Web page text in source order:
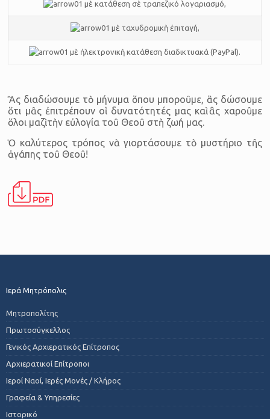
μὲ κατάθεση σὲ τραπεζικό λογαριασμό,
μὲ ταχυδρομικὴ ἐπιταγή,
μὲ ἠλεκτρονικὴ κατάθεση διαδικτυακά (PayPal).
Ἂς διαδώσουμε τὸ μήνυμα ὅπου μποροῦμε, ἂς δώσουμε
ὅτι μᾶς ἐπιτρέπουν οἱ δυνατότητές μας καὶ ἂς χαροῦμε
ὅλοι μαζὶ τὴν εὐλογία τοῦ Θεοῦ στὴ ζωή μας.
Ὁ καλύτερος τρόπος νὰ γιορτάσουμε τὸ μυστήριο τῆς
ἀγάπης τοῦ Θεοῦ!
Ιερά Μητρόπολις
Μητροπολίτης
Πρωτοσύγκελλος
Γενικός Αρχιερατικός Επίτροπος
Αρχιερατικοί Επίτροποι
Ιεροί Ναοί, Ιερές Μονές / Κλήρος
Γραφεία & Υπηρεσίες
Ιστορικό